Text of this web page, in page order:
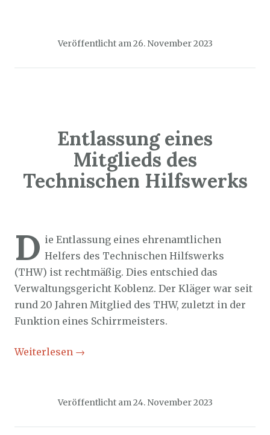
Veröffentlicht am26. November 2023
Entlassung eines
Mitglieds des
Technischen Hilfswerks
D ie Entlassung eines ehrenamtlichen
Helfers des Technischen Hilfswerks
(THW) ist rechtmäßig. Dies entschied das
Verwaltungsgericht Koblenz. Der Kläger war seit
rund 20 Jahren Mitglied des THW, zuletzt in der
Funktion eines Schirrmeisters.
Weiterlesen →
Veröffentlicht am 24. November 2023